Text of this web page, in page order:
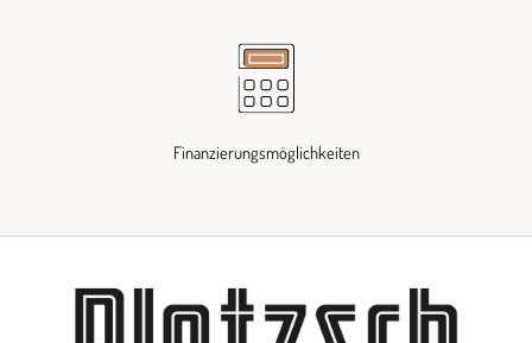
Finanzierungsmöglichkeiten